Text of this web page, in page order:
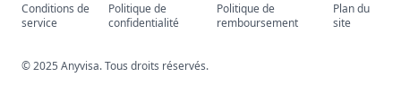
Conditions de
service
Politique de
confidentialité
Politique de
remboursement
Plan du
site
© 2025 Anyvisa. Tous droits réservés.